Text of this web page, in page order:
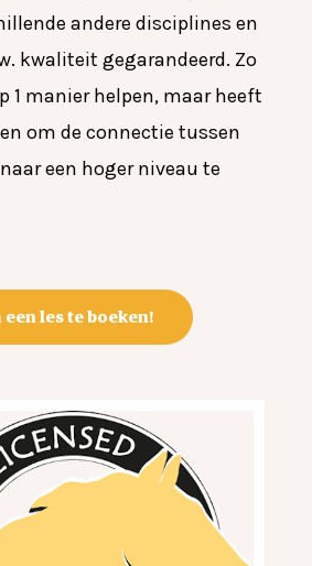
andere disciplines en
kwaliteit gegarandeerd. Zo
1 manier helpen, maar heeft
om de connectie tussen
een hoger niveau te
les te boeken!